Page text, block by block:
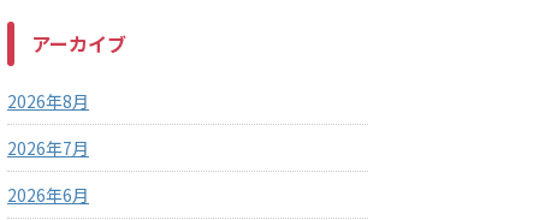
アーカイブ
2026年8月
2026年7月
2026年6月